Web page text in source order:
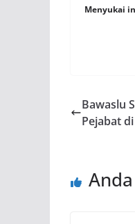
Menyukai
Bawaslu
Pejabat